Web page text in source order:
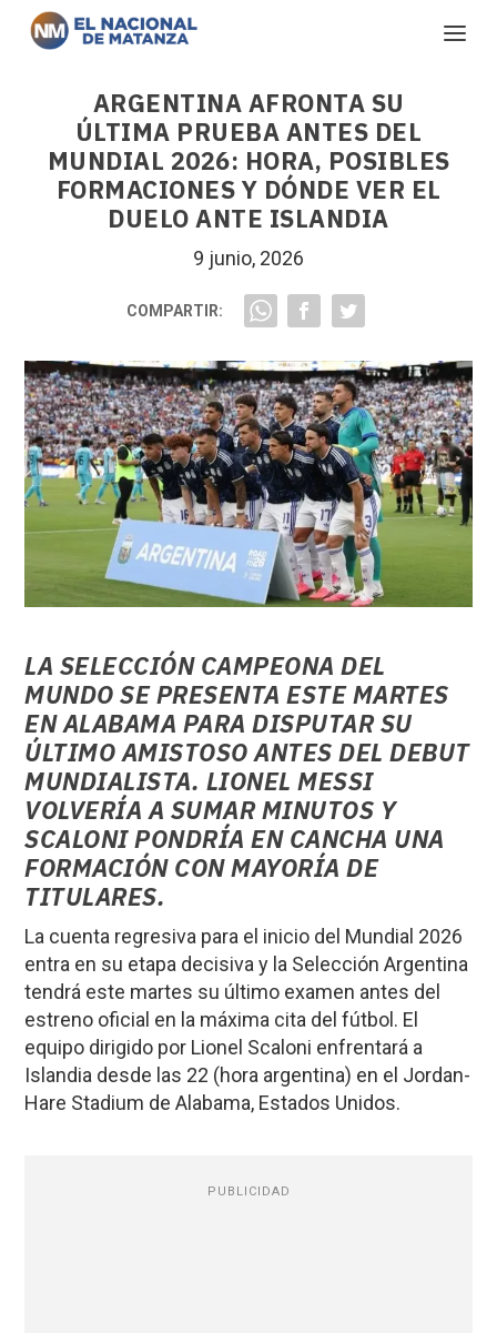
ARGENTINA AFRONTA SU
ÚLTIMA PRUEBA ANTES DEL
MUNDIAL 2026: HORA, POSIBLES
FORMACIONES Y DÓNDE VER EL
DUELO ANTE ISLANDIA
9 junio, 2026
COMPARTIR:
LA SELECCIÓN CAMPEONA DEL
MUNDO SE PRESENTA ESTE MARTES
EN ALABAMA PARA DISPUTAR SU
ÚLTIMO AMISTOSO ANTES DEL DEBUT
MUNDIALISTA. LIONEL MESSI
VOLVERÍA A SUMAR MINUTOS Y
SCALONI PONDRÍA EN CANCHA UNA
FORMACIÓN CON MAYORÍA DE
TITULARES.
La cuenta regresiva para el inicio del Mundial 2026
entra en su etapa decisiva y la Selección Argentina
tendrá este martes su último examen antes del
estreno oficial en la máxima cita del fútbol. El
equipo dirigido por Lionel Scaloni enfrentará a
Islandia desde las 22 (hora argentina) en el Jordan-
Hare Stadium de Alabama, Estados Unidos.
PUBLICIDAD